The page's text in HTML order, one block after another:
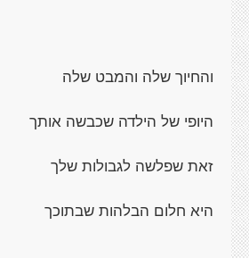
והחיוך שלה והמבט שלה
היופי של הילדה שכבשה אותך
זאת שפלשה לגבולות שלך
היא חלום הבלהות שבתוכך